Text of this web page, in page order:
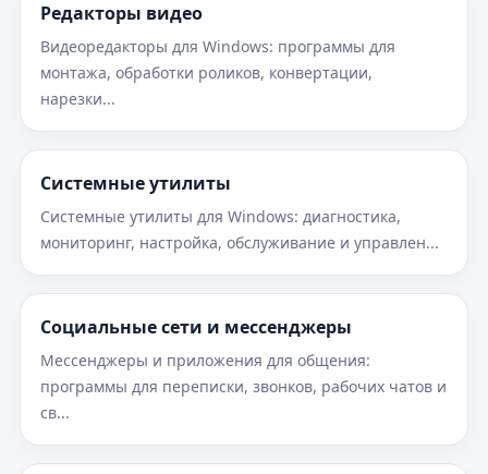
Редакторы видео
Видеоредакторы для Windows: программы для
монтажа, обработки роликов, конвертации,
нарезки...
Системные утилиты
Системные утилиты для Windows: диагностика,
мониторинг, настройка, обслуживание и управлен...
Социальные сети и мессенджеры
Мессенджеры и приложения для общения:
программы для переписки, звонков, рабочих чатов и
св...